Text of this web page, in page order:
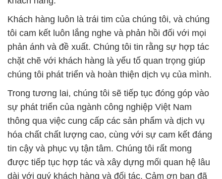
chất Hydroxypropyl Methyl Cellulose — Bột Chất
Tạo Đông HPMC tại Hậu Giang
# Công ty chuyên bán ▲ phân phối hóa chất Hóa
chất Hydroxypropyl Methyl Cellulose — Bột Chất
Tạo Đông HPMC tại Hậu Giang
# Công ty chuyên bán & phân phối hóa chất Hóa
chất Hydroxypropyl Methyl Cellulose — Bột Chất
Tạo Đông HPMC tại Hậu Giang
# Công ty cung cấp ← kinh doanh hóa chất Hóa
chất Hydroxypropyl Methyl Cellulose — Bột Chất
Tạo Đông HPMC tại Hậu Giang
# Công ty bán × kinh doanh hóa chất Hóa chất
Hydroxypropyl Methyl Cellulose — Bột Chất Tạo